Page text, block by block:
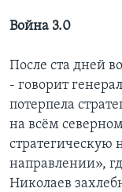
Война 3.0
После ста дней
- говорит
потерпела
на всём
стратегическую
направлении»,
Николаев